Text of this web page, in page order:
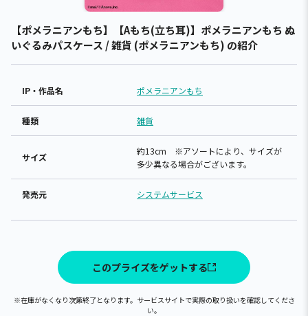
【ポメラニアンもち】【Aもち(立ち耳)】ポメラニアンもち ぬ
いぐるみパスケース / 雑貨 (ポメラニアンもち) の紹介
IP・作品名 ポメラニアンもち
種類 雑貨
サイズ
約13cm ※アソートにより、サイズが
多少異なる場合がございます。
発売元 システムサービス
このプライズをゲットする
※在庫がなくなり次第終了となります。サービスサイトで実際の取り扱いを確認してくださ
い。